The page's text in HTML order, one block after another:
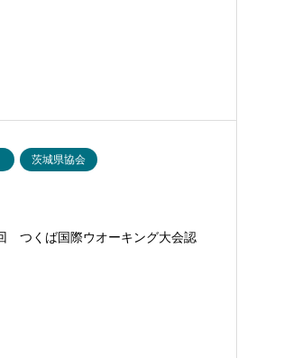
茨城県協会
つくば国際ウオーキング大会認